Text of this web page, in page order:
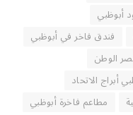
أبوظبي
فندق فاخر في أبوظبي
الوطن
أبراج الاتحاد
مطاعم فاخرة أبوظبي